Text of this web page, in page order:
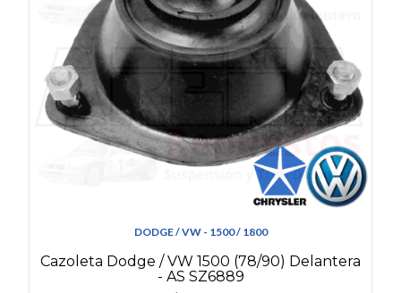
DODGE / VW - 1500 / 1800
Cazoleta Dodge / VW 1500 (78/90) Delantera
- AS SZ6889